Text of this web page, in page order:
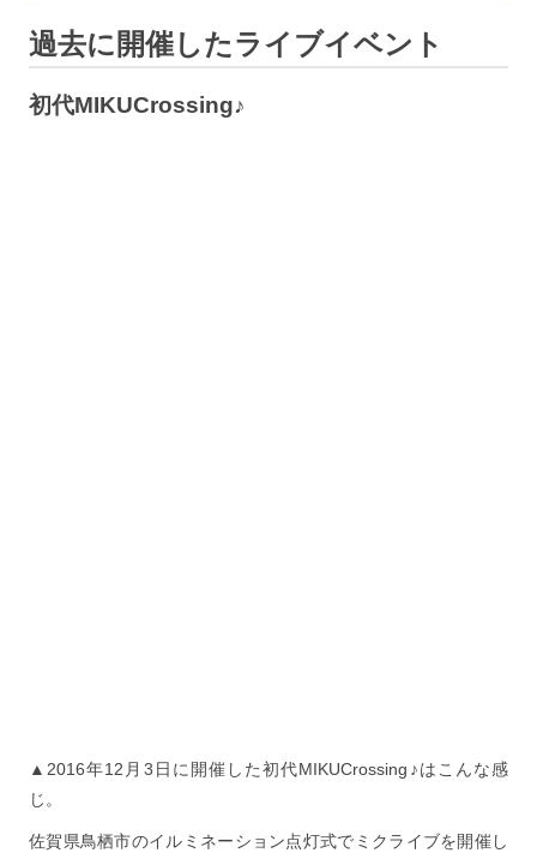
過去に開催したライブイベント
初代MIKUCrossing♪
▲2016年12月3日に開催した初代MIKUCrossing♪はこんな感
じ。
佐賀県鳥栖市のイルミネーション点灯式でミクライブを開催し